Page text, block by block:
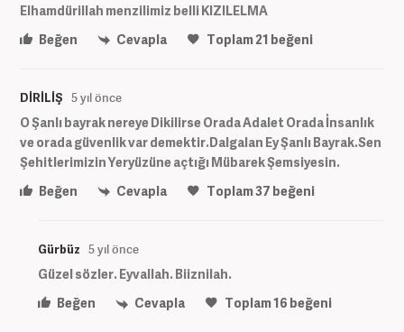
Elhamdürillah menzilimiz belli KIZILELMA
Beğen
Cevapla Toplam21 beğeni
DİRİLİŞ 5 yıl önce
O Şanlı bayrak nereye Dikilirse Orada Adalet Orada İnsanlık
ve orada güvenlik var demektir.Dalgalan Ey Şanlı Bayrak.Sen
Şehitlerimizin Yeryüzüne açtığı Mübarek Şemsiyesin.
Beğen
Cevapla Toplam37 beğeni
Gürbüz 5 yıl önce
Güzel sözler. Eyvallah. Biiznilah.
Beğen
Cevapla Toplam16 beğeni